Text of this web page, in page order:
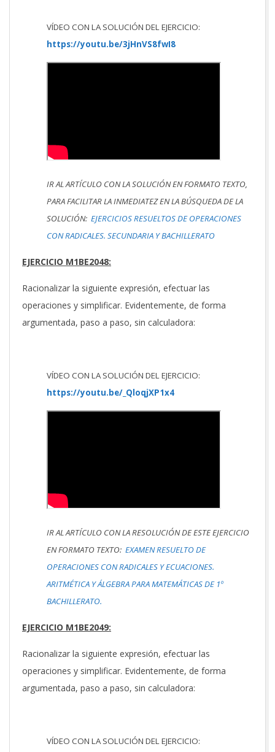
VÍDEO CON LA SOLUCIÓN DEL EJERCICIO:
https://youtu.be/3jHnVS8fwI8
IR AL ARTÍCULO CON LA SOLUCIÓN EN FORMATO TEXTO,
PARA FACILITAR LA INMEDIATEZ EN LA BÚSQUEDA DE LA
SOLUCIÓN: EJERCICIOS RESUELTOS DE OPERACIONES
CON RADICALES. SECUNDARIA Y BACHILLERATO
EJERCICIO M1BE2048:
Racionalizar la siguiente expresión, efectuar las
operaciones y simplificar. Evidentemente, de forma
argumentada, paso a paso, sin calculadora:
VÍDEO CON LA SOLUCIÓN DEL EJERCICIO:
https://youtu.be/_QloqjXP1x4
IR AL ARTÍCULO CON LA RESOLUCIÓN DE ESTE EJERCICIO
EN FORMATO TEXTO: EXAMEN RESUELTO DE
OPERACIONES CON RADICALES Y ECUACIONES.
ARITMÉTICA Y ÁLGEBRA PARA MATEMÁTICAS DE 1º
BACHILLERATO.
EJERCICIO M1BE2049:
Racionalizar la siguiente expresión, efectuar las
operaciones y simplificar. Evidentemente, de forma
argumentada, paso a paso, sin calculadora:
VÍDEO CON LA SOLUCIÓN DEL EJERCICIO: